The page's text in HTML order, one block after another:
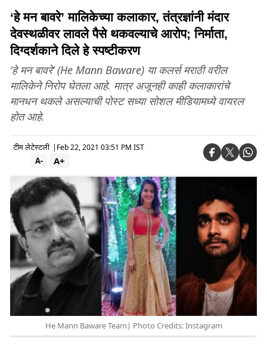
‘हे मन बावरे’ मालिकेच्या कलाकार, तंत्रज्ञांनी मंदार
देवस्थळीवर लावले पैसे थकवल्याचे आरोप; निर्माता,
दिग्दर्शकाने दिले हे स्पष्टीकरण
‘हे मन बावरे’ (He Mann Baware) या कलर्स मराठी वरील
मालिकेने निरोप घेतला आहे. मात्र अजूनही काही कलाकारांचे
मानधन थकले असल्याची पोस्ट सध्या सोशल मीडियामध्ये वायरल
होत आहे.
टीम लेटेस्टली | Feb 22, 2021 03:51 PM IST
A+
A-
He Mann Baware Team| Photo Credits: Instagram